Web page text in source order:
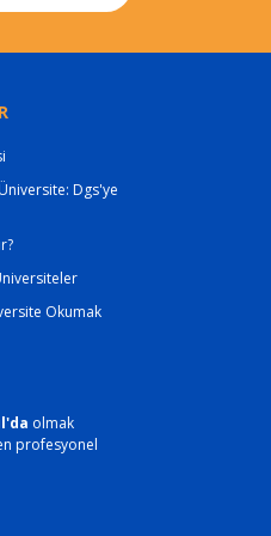
Dgs'ye
Okumak
olmak
profesyonel